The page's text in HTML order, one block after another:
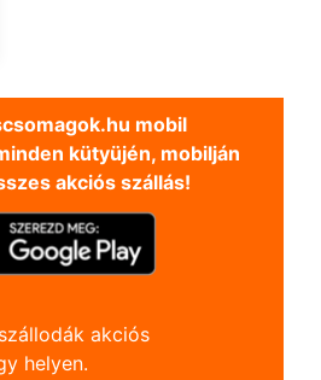
mobil
kütyüjén, mobilján
akciós szállás!
akciós
helyen.